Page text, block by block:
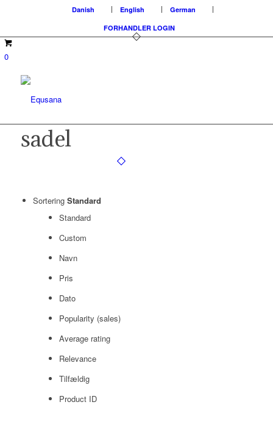
Danish English
German
FORHANDLER LOGIN
0
sadel
Sortering Standard
Standard
Custom
Navn
Pris
Dato
Popularity (sales)
Average rating
Relevance
Tilfældig
Product ID